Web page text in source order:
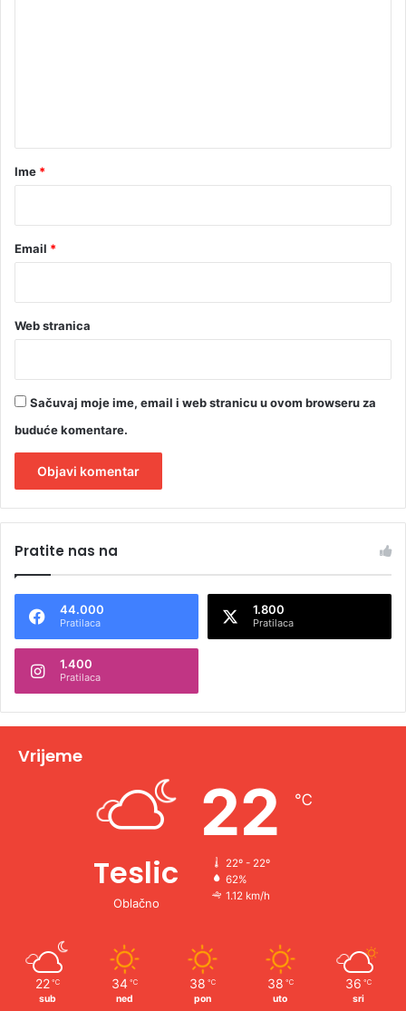
rIme *
Email *
Web stranica
Sačuvaj moje ime, email i web stranicu u ovom browseru za
buduće komentare.
t
n
t
v
Pratite nas na
44.000
Pratilaca
1.800
Pratilaca
1.400
Pratilaca
Vrijeme
Teslic
Oblačno
22 ℃
22º - 22º
62%
1.12 km/h
22 ℃
sub
34 ℃
ned
38 ℃
pon
38 ℃
uto
36 ℃
sri